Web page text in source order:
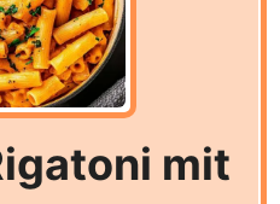
mit